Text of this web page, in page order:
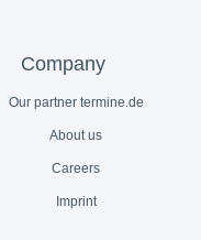
Company
Our partner termine.de
About us
Careers
Imprint